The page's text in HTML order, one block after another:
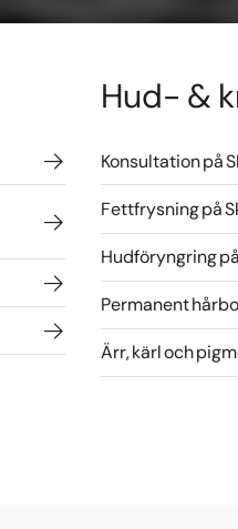
Hud- &
Konsultation på
Fettfrysning på
Hudföryngring
Permanent
Ärr, kärl och